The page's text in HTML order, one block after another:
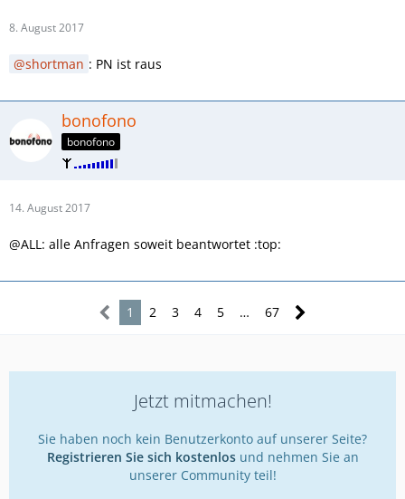
8. August 2017
shortman : PN ist raus
bonofono
bonofono
14. August 2017
@ALL: alle Anfragen soweit beantwortet :top:
1 2 3 4 5 … 67
Jetzt mitmachen!
Sie haben noch kein Benutzerkonto auf unserer Seite?
Registrieren Sie sich kostenlosund nehmen Sie an
unserer Community teil!